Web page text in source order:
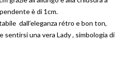
è di 1cm.
dall’eleganza rétro e bon ton,
una vera Lady , simbologia di